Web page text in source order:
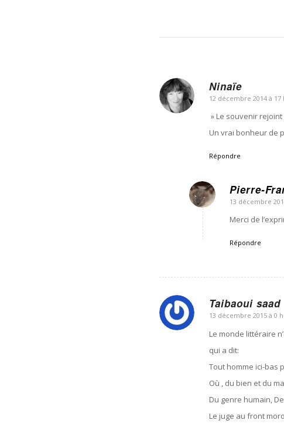
Ninaïe
dit
:
12 décembre 2014 à 17
» Le souvenir
Un vrai bonheur de
Répondre
Pierre-
dit
13 décembre
Merci de
Répondre
Taibaoui saad
dit
:
13 décembre 2015 à 0
Le monde littéraire
qui a dit:
Tout homme ici-bas
Où , du bien et du
Du genre humain,
Le juge au front